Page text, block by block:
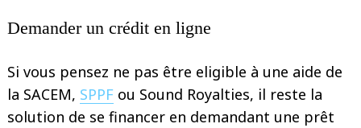
Demander un crédit en ligne
Si vous pensez ne pas être eligible à une aide de
la SACEM, SPPF ou Sound Royalties, il reste la
solution de se financer en demandant une prêt